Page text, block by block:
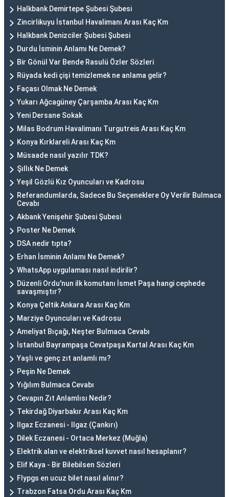
Halkbank Demirtepe Şubesi Şubesi
Zincirlikuyu İstanbul Havalimanı Arası Kaç Km
Halkbank Denizciler Şubesi Şubesi
Durdu İsminin Anlamı Ne Demek?
Bir Gönül Var Bende Rasulü Özler Sözleri
Rüyada kedi çişi temizlemek ne anlama gelir?
Façası Olmak Ne Demek
Yukarı Ağcagüney Çarşamba Arası Kaç Km
Yeni Dersane Sokak
Milas Bodrum Havalimanı Turgutreis Arası Kaç Km
Konya Kırklareli Arası Kaç Km
Müsaade nasıl yazılır TDK?
Şıllık Ne Demek
Yeşil Gözlü Kız Oyuncuları ve Kadrosu
Referandumlarda, Sadece Bu Seçeneklere Oy Verilir Bulmaca
Cevabı
Akbank Yenişehir Şubesi Şubesi
Poster Ne Demek
DSA nedir tıpta?
Erhan İsminin Anlamı Ne Demek?
WhatsApp uygulaması nasıl indirilir?
Düzenli Ordu'nun ilk komutanı İsmet Paşa hangi cephede
savaşmıştır?
Konya Çeltik Ankara Arası Kaç Km
Marziye Oyuncuları ve Kadrosu
Ameliyat Bıçağı, Neşter Bulmaca Cevabı
İstanbul Bayrampaşa Cevatpaşa Kartal Arası Kaç Km
Yaşlı ve genç zıt anlamlı mı?
Peşin Ne Demek
Yığılım Bulmaca Cevabı
Cevapın Zıt Anlamlısı Nedir?
Tekirdağ Diyarbakır Arası Kaç Km
Ilgaz Eczanesi - Ilgaz (Çankırı)
Dilek Eczanesi - Ortaca Merkez (Muğla)
Elektrik alan ve elektriksel kuvvet nasıl hesaplanır?
Elif Kaya - Bir Bilebilsen Sözleri
Flypgs en ucuz bilet nasıl alınır?
Trabzon Fatsa Ordu Arası Kaç Km